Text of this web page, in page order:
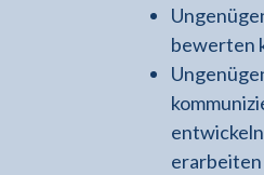
bewerten
erarbeiten